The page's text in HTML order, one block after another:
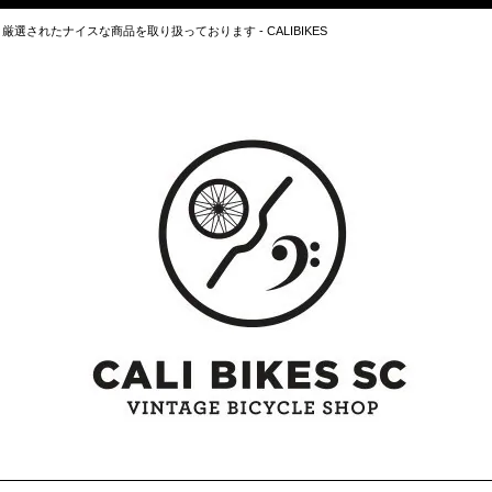
選されたナイスな商品を取り扱っております - CALIBIKES